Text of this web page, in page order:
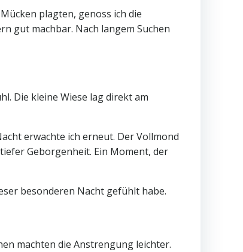
plagten, genoss ich die
gut machbar. Nach langem Suchen
Die kleine Wiese lag direkt am
erwachte ich erneut. Der Vollmond
Geborgenheit. Ein Moment, der
besonderen Nacht gefühlt habe.
machten die Anstrengung leichter.